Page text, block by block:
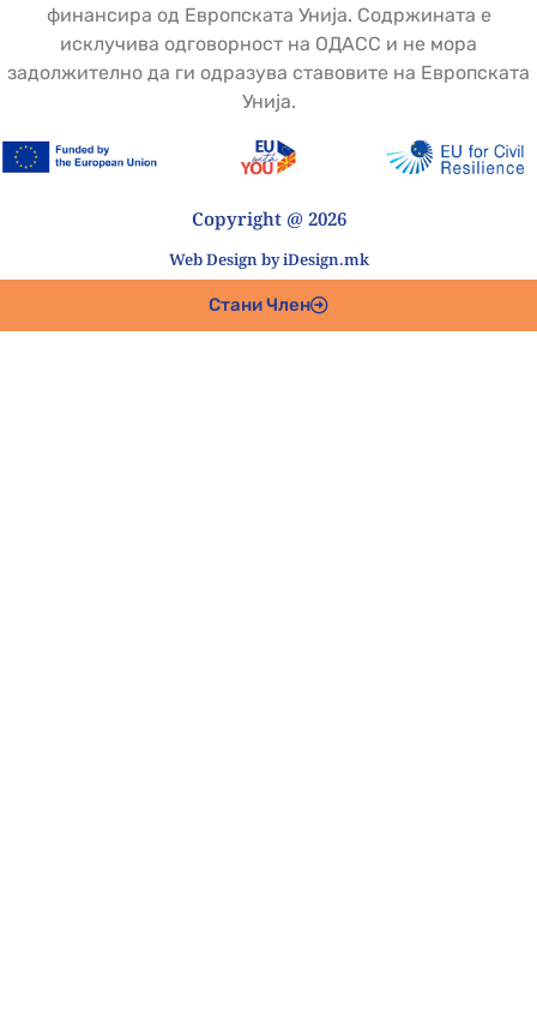
финансира од Европската Унија. Содржината е
исклучива одговорност на ОДАСС и не мора
задолжително да ги одразува ставовите на Европската
Унија.
Copyright @ 2026
Web Design by iDesign.mk
Стани Член